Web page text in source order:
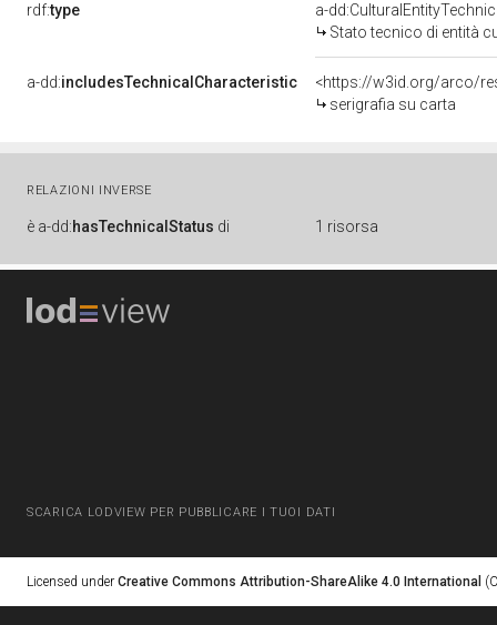
rdf:type
a-
Stato tecnico di entità
a-dd:includesTechnicalCharacteristic
<https://w3id.org/arco/
serigrafia su carta
RELAZIONI INVERSE
è a-dd:hasTechnicalStatus di 1 risorsa
SCARICA LODVIEW PER PUBBLICARE I TUOI DATI
Licensed under Creative Commons Attribution-ShareAlike 4.0 International